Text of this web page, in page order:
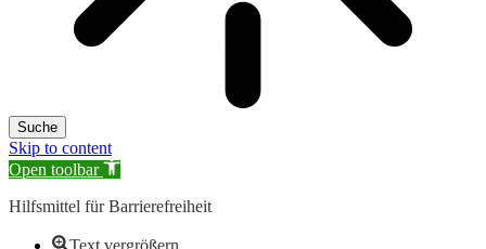
Suche
Skip to content
Open toolbar
Hilfsmittel für Barrierefreiheit